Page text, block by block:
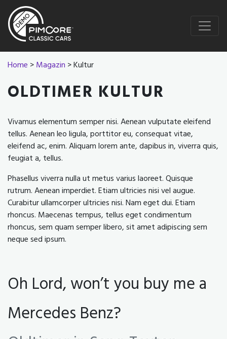
Home >Magazin > Kultur
OLDTIMER KULTUR
Vivamus elementum semper nisi. Aenean vulputate eleifend
tellus. Aenean leo ligula, porttitor eu, consequat vitae,
eleifend ac, enim. Aliquam lorem ante, dapibus in, viverra quis,
feugiat a, tellus.
Phasellus viverra nulla ut metus varius laoreet. Quisque
rutrum. Aenean imperdiet. Etiam ultricies nisi vel augue.
Curabitur ullamcorper ultricies nisi. Nam eget dui. Etiam
rhoncus. Maecenas tempus, tellus eget condimentum
rhoncus, sem quam semper libero, sit amet adipiscing sem
neque sed ipsum.
Oh Lord, won’t you buy me a
Mercedes Benz?